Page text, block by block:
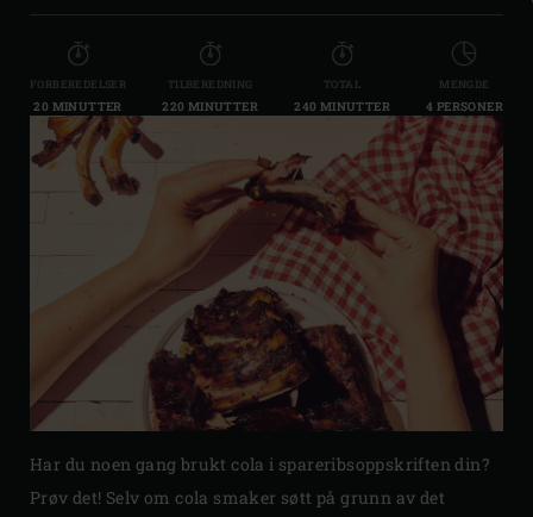
FORBEREDELSER
20 MINUTTER
TILBEREDNING
220 MINUTTER
TOTAL
240 MINUTTER
MENGDE
4 PERSONER
Har du noen gang brukt cola i spareribsoppskriften din?
Prøv det! Selv om cola smaker søtt på grunn av det